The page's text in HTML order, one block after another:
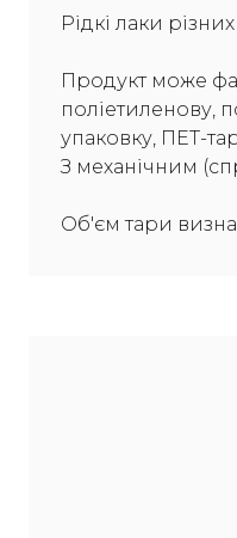
Рідкі лаки
Продукт може
поліетиленову,
упаковку, ПЕТ-
З механічним
Об'єм тари